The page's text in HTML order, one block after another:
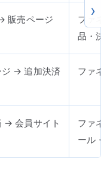
販売ページ
ファ
品・
→ 追加決済
ファ
→ 会員サイト
ファ
ール